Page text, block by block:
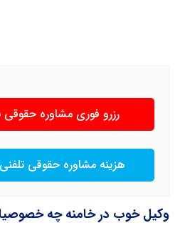
رزرو فوری مشاوره
هزینه مشاوره حقوقی
وکیل خوب در خامنه چه